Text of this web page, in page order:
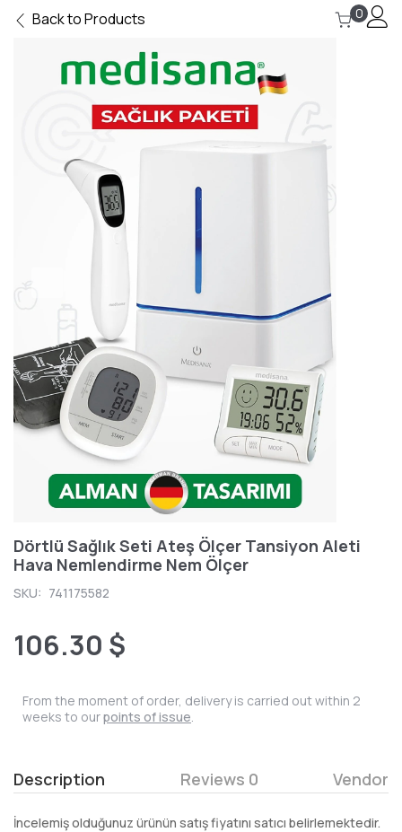
Back to Products 0
Dörtlü Sağlık Seti Ateş Ölçer Tansiyon Aleti
Hava Nemlendirme Nem Ölçer
SKU: 741175582
106.30 $
From the moment of order, delivery is carried out within 2
weeks to ourpoints of issue.
Description Reviews 0 Vendor
İncelemiş olduğunuz ürünün satış fiyatını satıcı belirlemektedir.